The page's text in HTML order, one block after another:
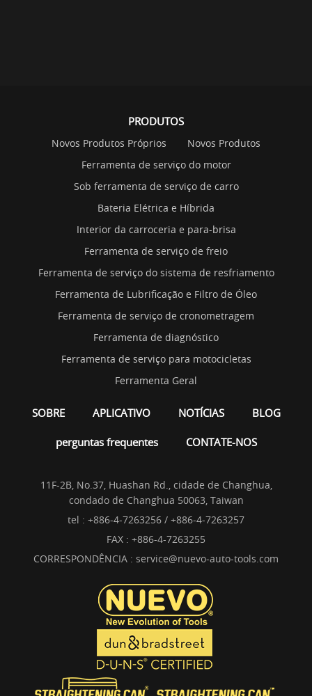
PRODUTOS
Novos Produtos Próprios
Novos Produtos
Ferramenta de serviço do motor
Sob ferramenta de serviço de carro
Bateria Elétrica e Híbrida
Interior da carroceria e para-brisa
Ferramenta de serviço de freio
Ferramenta de serviço do sistema de resfriamento
Ferramenta de Lubrificação e Filtro de Óleo
Ferramenta de serviço de cronometragem
Ferramenta de diagnóstico
Ferramenta de serviço para motocicletas
Ferramenta Geral
SOBRE APLICATIVO NOTÍCIAS BLOG
perguntas frequentes CONTATE-NOS
11F-2B, No.37, Huashan Rd., cidade de Changhua,
condado de Changhua 50063, Taiwan
tel : +886-4-7263256 / +886-4-7263257
FAX : +886-4-7263255
CORRESPONDÊNCIA : service@nuevo-auto-tools.com